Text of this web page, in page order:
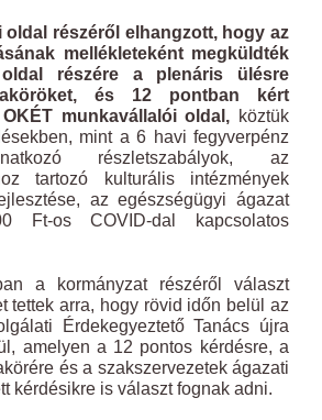
oldal részéről elhangzott, hogy az
mellékleteként megküldték
részére a plenáris ülésre
és 12 pontban kért
munkavállalói oldal, köztük
mint a 6 havi fegyverpénz
részletszabályok, az
tartozó kulturális intézmények
az egészségügyi ágazat
Ft-os COVID-dal kapcsolatos
a kormányzat részéről választ
tettek arra, hogy rövid időn belül az
Érdekegyeztető Tanács újra
amelyen a 12 pontos kérdésre, a
és a szakszervezetek ágazati
kérdésikre is választ fognak adni.